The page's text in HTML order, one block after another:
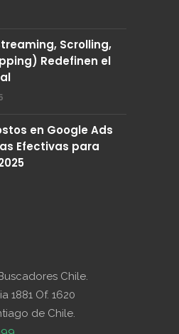
Scrolling,
Redefinen el
en Google Ads
Efectivas para
Chile.
1881 Of. 1620
de Chile.